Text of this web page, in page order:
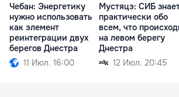
Чебан: Энергетику
нужно использовать
как элемент
реинтеграции двух
берегов Днестра
11 Июл. 16:00
Мустяцэ: СИБ
практически обо
всем, что
на левом берегу
Днестра
12 Июл. 20:45